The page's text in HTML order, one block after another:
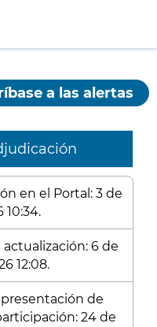
a las alertas
en el Portal: 3 de
10:34.
6 de
12:08.
de
24 de